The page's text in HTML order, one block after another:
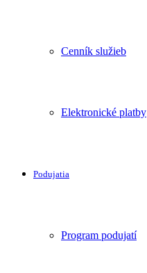
Cenník služieb
Elektronické platby
Podujatia
Program podujatí